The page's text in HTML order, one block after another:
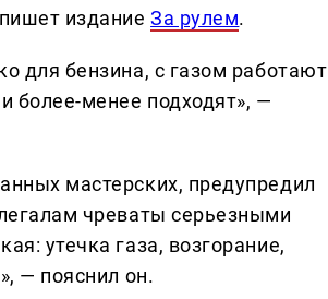
изданиеЗа рулем.
для бензина, с газом работают
более-менее подходят», —
мастерских, предупредил
чреваты серьезными
утечка газа, возгорание,
— пояснил он.